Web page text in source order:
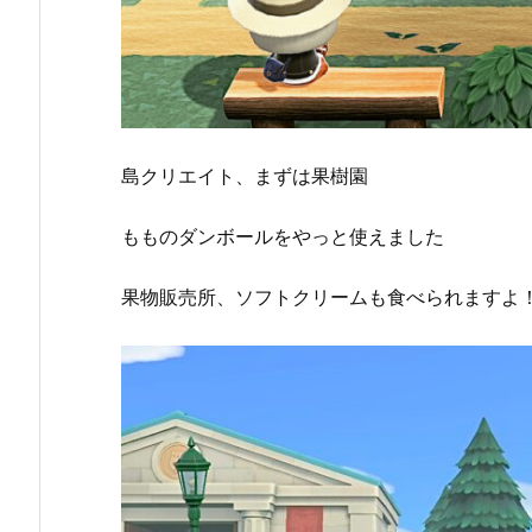
島クリエイト、まずは果樹園
もものダンボールをやっと使えました
果物販売所、ソフトクリームも食べられますよ